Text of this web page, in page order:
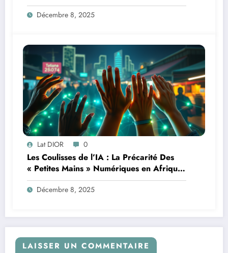
Décembre 8, 2025
Lat DIOR 0
Les Coulisses de l’IA : La Précarité Des
« Petites Mains » Numériques en Afrique
à l’Ère de l’Intelligence Artificielle
Décembre 8, 2025
LAISSER UN COMMENTAIRE